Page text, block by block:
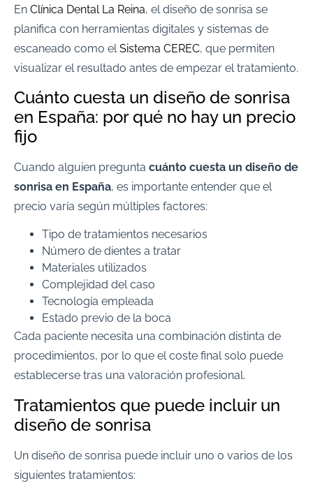
En Clínica Dental La Reina, el diseño de sonrisa se
planifica con herramientas digitales y sistemas de
escaneado como el Sistema CEREC, que permiten
visualizar el resultado antes de empezar el tratamiento.
Cuánto cuesta un diseño de sonrisa
en España: por qué no hay un precio
fijo
Cuando alguien pregunta cuánto cuesta un diseño de
sonrisa en España, es importante entender que el
precio varía según múltiples factores:
Tipo de tratamientos necesarios
Número de dientes a tratar
Materiales utilizados
Complejidad del caso
Tecnología empleada
Estado previo de la boca
Cada paciente necesita una combinación distinta de
procedimientos, por lo que el coste final solo puede
establecerse tras una valoración profesional.
Tratamientos que puede incluir un
diseño de sonrisa
Un diseño de sonrisa puede incluir uno o varios de los
siguientes tratamientos: